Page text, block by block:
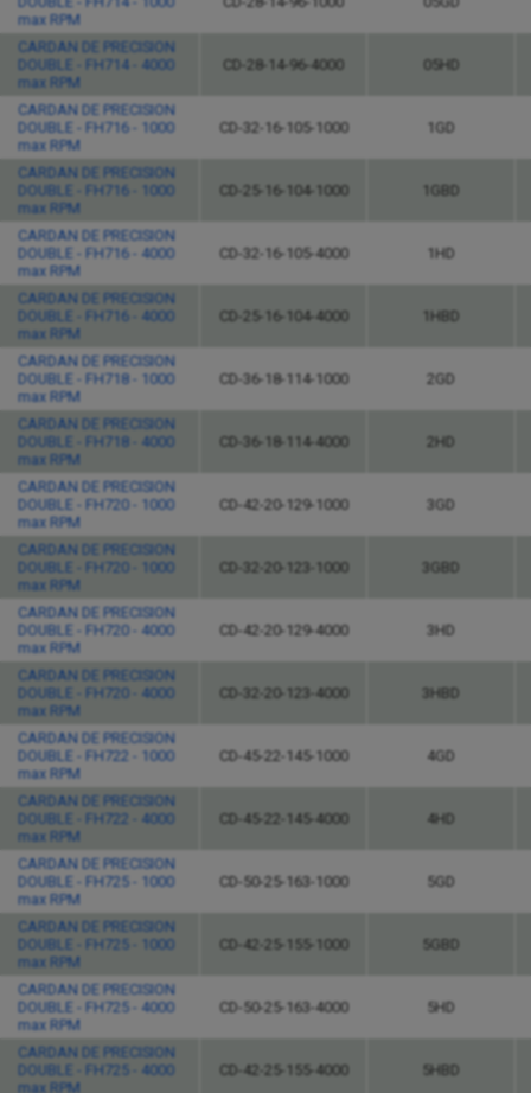
max RPM
CARDAN DE PRECISION
DOUBLE - FH714 - 4000
max RPM
CD-28-14-96-4000 05HD
CARDAN DE PRECISION
DOUBLE - FH716 - 1000
max RPM
CD-32-16-105-1000 1GD
CARDAN DE PRECISION
DOUBLE - FH716 - 1000
max RPM
CD-25-16-104-1000 1GBD
CARDAN DE PRECISION
DOUBLE - FH716 - 4000
max RPM
CD-32-16-105-4000 1HD
CARDAN DE PRECISION
DOUBLE - FH716 - 4000
max RPM
CD-25-16-104-4000 1HBD
CARDAN DE PRECISION
DOUBLE - FH718 - 1000
max RPM
CD-36-18-114-1000 2GD
CARDAN DE PRECISION
DOUBLE - FH718 - 4000
max RPM
CD-36-18-114-4000 2HD
CARDAN DE PRECISION
DOUBLE - FH720 - 1000
max RPM
CD-42-20-129-1000 3GD
CARDAN DE PRECISION
DOUBLE - FH720 - 1000
max RPM
CD-32-20-123-1000 3GBD
CARDAN DE PRECISION
DOUBLE - FH720 - 4000
max RPM
CD-42-20-129-4000 3HD
CARDAN DE PRECISION
DOUBLE - FH720 - 4000
max RPM
CD-32-20-123-4000 3HBD
CARDAN DE PRECISION
DOUBLE - FH722 - 1000
max RPM
CD-45-22-145-1000 4GD
CARDAN DE PRECISION
DOUBLE - FH722 - 4000
max RPM
CD-45-22-145-4000 4HD
CARDAN DE PRECISION
DOUBLE - FH725 - 1000
max RPM
CD-50-25-163-1000 5GD
CARDAN DE PRECISION
DOUBLE - FH725 - 1000
max RPM
CD-42-25-155-1000 5GBD
CARDAN DE PRECISION
DOUBLE - FH725 - 4000
max RPM
CD-50-25-163-4000 5HD
CARDAN DE PRECISION
DOUBLE - FH725 - 4000
max RPM
CD-42-25-155-4000 5HBD